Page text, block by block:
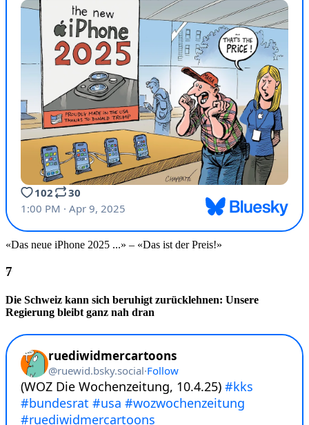
«Das neue iPhone 2025 ...» – «Das ist der Preis!»
Die Schweiz kann sich beruhigt zurücklehnen: Unsere
Regierung bleibt ganz nah dran